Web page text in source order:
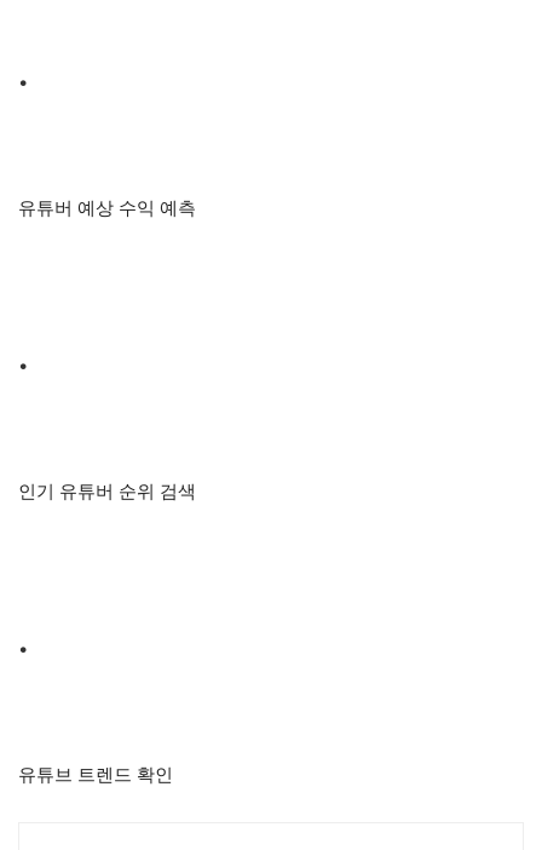
•
유튜버 예상 수익 예측
•
인기 유튜버 순위 검색
•
유튜브 트렌드 확인